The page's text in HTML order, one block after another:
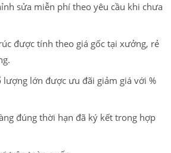
sửa miễn phí theo yêu cầu khi chưa
được tính theo giá gốc tại xưởng, rẻ
lượng lớn được ưu đãi giảm giá với %
đúng thời hạn đã ký kết trong hợp